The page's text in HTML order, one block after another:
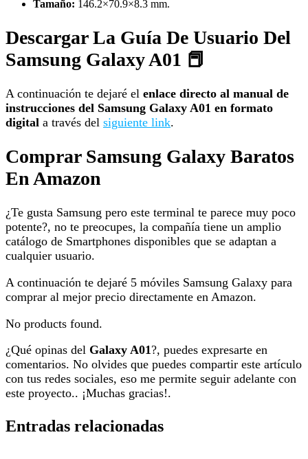
Tamaño: 146.2×70.9×8.3 mm.
Descargar La Guía De Usuario Del
Samsung Galaxy A01 📕
A continuación te dejaré el enlace directo al manual de
instrucciones del Samsung Galaxy A01 en formato
digital a través del siguiente link.
Comprar Samsung Galaxy Baratos
En Amazon
¿Te gusta Samsung pero este terminal te parece muy poco
potente?, no te preocupes, la compañía tiene un amplio
catálogo de Smartphones disponibles que se adaptan a
cualquier usuario.
A continuación te dejaré 5 móviles Samsung Galaxy para
comprar al mejor precio directamente en Amazon.
No products found.
¿Qué opinas del Galaxy A01?, puedes expresarte en
comentarios. No olvides que puedes compartir este artículo
con tus redes sociales, eso me permite seguir adelante con
este proyecto.. ¡Muchas gracias!.
Entradas relacionadas